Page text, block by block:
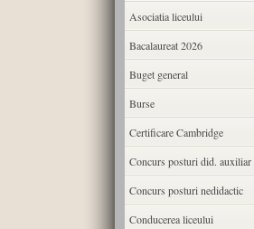
Asociatia liceului
Bacalaureat 2026
Buget general
Burse
Certificare Cambridge
Concurs posturi did. auxiliar
Concurs posturi nedidactic
Conducerea liceului